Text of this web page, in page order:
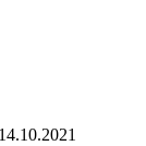
14.10.2021